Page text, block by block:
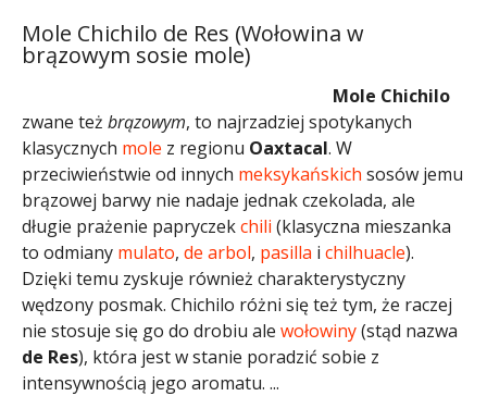
Mole Chichilo de Res (Wołowina w
brązowym sosie mole)
Mole Chichilo
zwane też brązowym, to najrzadziej spotykanych
klasycznych mole z regionu Oaxtacal. W
przeciwieństwie od innych meksykańskich sosów jemu
brązowej barwy nie nadaje jednak czekolada, ale
długie prażenie papryczekchili (klasyczna mieszanka
to odmiany mulato, de arbol, pasilla i chilhuacle).
Dzięki temu zyskuje również charakterystyczny
wędzony posmak. Chichilo różni się też tym, że raczej
nie stosuje się go do drobiu ale wołowiny(stąd nazwa
de Res), która jest w stanie poradzić sobie z
intensywnością jego aromatu. ...